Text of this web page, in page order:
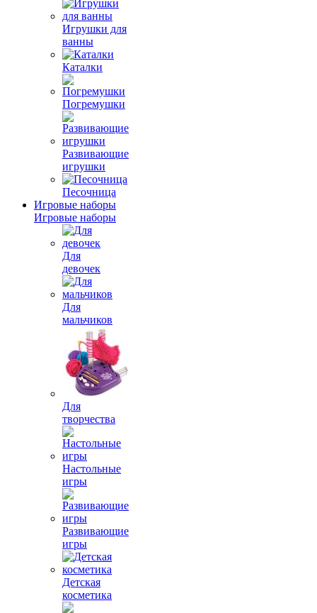
Игрушки для
ванны
Каталки
Погремушки
Развивающие
игрушки
Песочница
Игровые наборы
Игровые наборы
Для
девочек
Для
мальчиков
Для
творчества
Настольные
игры
Развивающие
игры
Детская
косметика